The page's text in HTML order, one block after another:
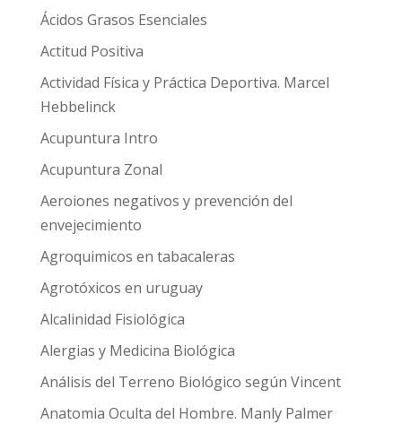
Ácidos Grasos Esenciales
Actitud Positiva
Actividad Física y Práctica Deportiva. Marcel
Hebbelinck
Acupuntura Intro
Acupuntura Zonal
Aeroiones negativos y prevención del
envejecimiento
Agroquimicos en tabacaleras
Agrotóxicos en uruguay
Alcalinidad Fisiológica
Alergias y Medicina Biológica
Análisis del Terreno Biológico según Vincent
Anatomia Oculta del Hombre. Manly Palmer